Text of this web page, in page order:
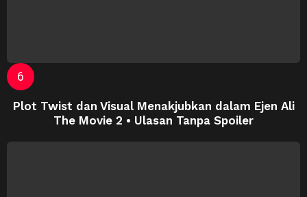
Plot Twist dan Visual Menakjubkan dalam Ejen Ali
The Movie 2 • Ulasan Tanpa Spoiler